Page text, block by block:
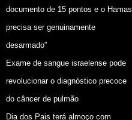
documento de 15 pontos e o Hamas
precisa ser genuinamente
desarmado”
Exame de sangue israelense pode
revolucionar o diagnóstico precoce
do câncer de pulmão
Dia dos Pais terá almoço com